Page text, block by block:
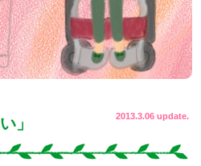
」 2013.3.06 update.